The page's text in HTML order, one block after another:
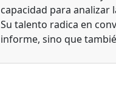
capacidad para
Su talento radica en
informe, sino que